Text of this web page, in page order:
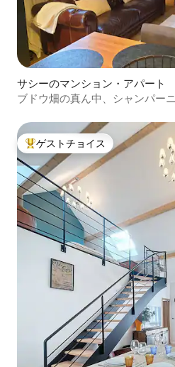
サシーのマンション・アパート
ブドウ畑の真ん中、シャンパー
大好評のゲストチョイスです。
ゲストチョイス